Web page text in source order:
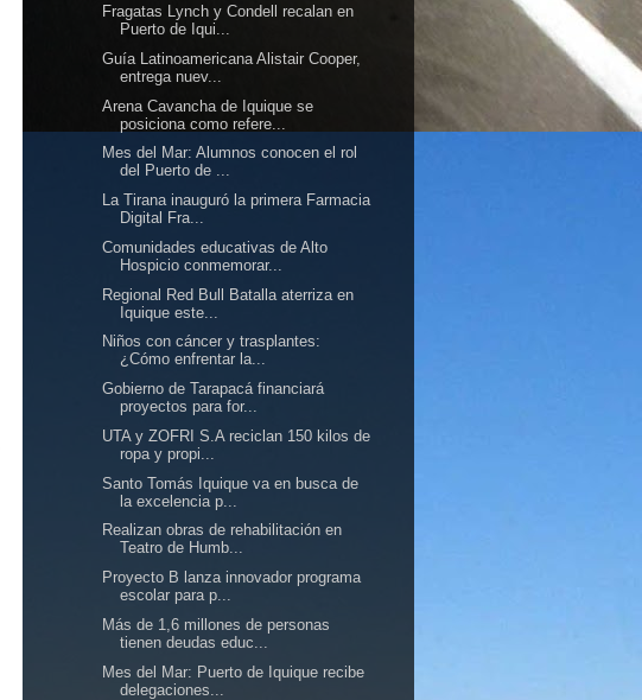
Fragatas Lynch y Condell recalan en
Puerto de Iqui...
Guía Latinoamericana Alistair Cooper,
entrega nuev...
Arena Cavancha de Iquique se
posiciona como refere...
Mes del Mar: Alumnos conocen el rol
del Puerto de ...
La Tirana inauguró la primera Farmacia
Digital Fra...
Comunidades educativas de Alto
Hospicio conmemorar...
Regional Red Bull Batalla aterriza en
Iquique este...
Niños con cáncer y trasplantes:
¿Cómo enfrentar la...
Gobierno de Tarapacá financiará
proyectos para for...
UTA y ZOFRI S.A reciclan 150 kilos de
ropa y propi...
Santo Tomás Iquique va en busca de
la excelencia p...
Realizan obras de rehabilitación en
Teatro de Humb...
Proyecto B lanza innovador programa
escolar para p...
Más de 1,6 millones de personas
tienen deudas educ...
Mes del Mar: Puerto de Iquique recibe
delegaciones...